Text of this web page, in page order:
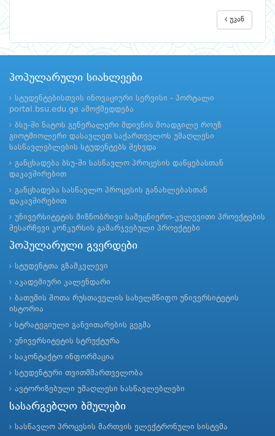
უკან
პოპულარული სიახლეები
სტუდენტებისთვის ინოვაციური სერვისი - პორტალი
portal.bsu.edu.ge ამოქმედდება
ბსუ-ში ნატოს გენერალური მდივნის მოადგილე როუზ
გიოტმიოლერი დასავლეთ საქართველოს უმაღლესი
სასწავლებლების სტუდენტებს შეხვდა
განცხადება ბსუ-ში სასწავლო პროცესის დაწყებასთან
დაკავშირებით
განცხადება სასწავლო პროცესის განახლებასთან
დაკავშირებით
უნივერსიტეტის მიზნობრივი სამეცნიერო-კვლევითი პროექტების
შესარჩევი კონკურსის გამარჯვებული პროექტები
პოპულარული გვერდები
სტუდენტთა გზამკვლევი
აკადემიური კალენდარი
ბათუმის შოთა რუსთაველის სახელმწიფო უნივერსიტეტის
ისტორია
სტრატეგიული განვითარების გეგმა
უნივერსიტეტის სტრუქტურა
საკონტაქტო ინფორმაცია
სტუდენტური თვითმმართველობა
ავტორიზებული უმაღლესი სასწავლებლები
სასარგებლო ბმულები
სასწავლო პროცესის მართვის ელექტრონული სისტემა